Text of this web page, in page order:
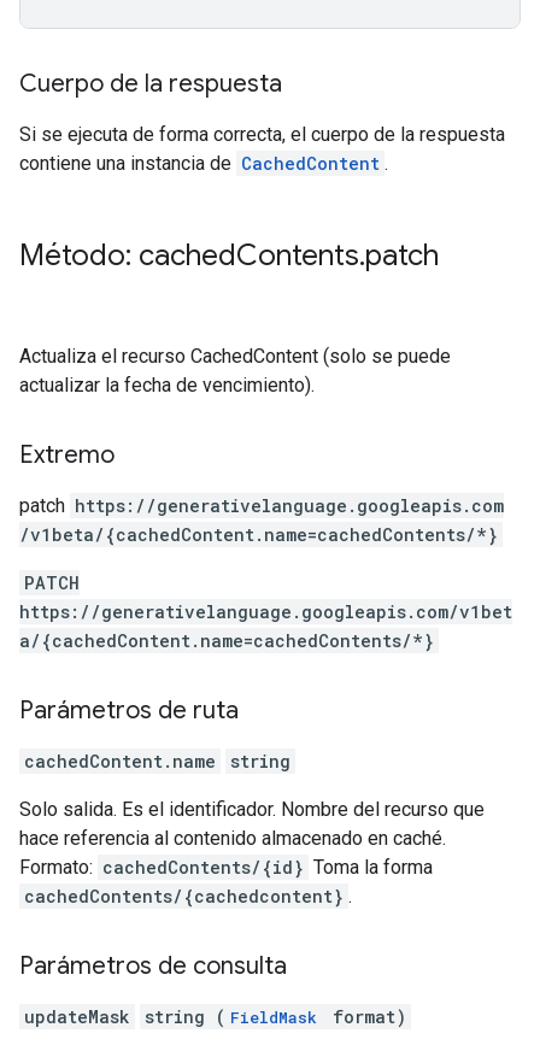
Cuerpo de la respuesta
Si se ejecuta de forma correcta, el cuerpo de la respuesta
contiene una instancia de CachedContent .
Método: cachedContents.patch
Actualiza el recurso CachedContent (solo se puede
actualizar la fecha de vencimiento).
Extremo
patch https: / /generativelanguage.googleapis.com
/v1beta/{cachedContent.name=cachedContents/*}
PATCH
https://generativelanguage.googleapis.com/v1bet
a/{cachedContent.name=cachedContents/*}
Parámetros de ruta
cachedContent.name string
Solo salida. Es el identificador. Nombre del recurso que
hace referencia al contenido almacenado en caché.
Formato: cachedContents/{id} Toma la forma
cachedContents/{cachedcontent} .
Parámetros de consulta
updateMask string ( FieldMask format)